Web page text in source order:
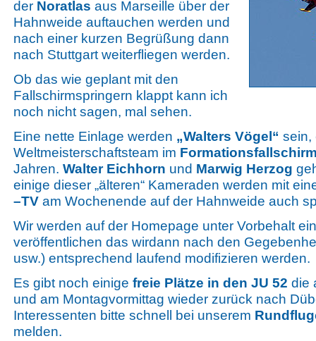
der Noratlas aus Marseille über der
Hahnweide auftauchen werden und
nach einer kurzen Begrüßung dann
nach Stuttgart weiterfliegen werden.
Ob das wie geplant mit den
Fallschirmspringern klappt kann ich
noch nicht sagen, mal sehen.
Eine nette Einlage werden „Walters Vögel“ sein,
Weltmeisterschaftsteam im
Jahren. Walter Eichhorn und Marwig Herzog
einige dieser „älteren“ Kameraden werden mit
–TV am Wochenende auf der Hahnweide auch
Wir werden auf der Homepage unter Vorbehalt
veröffentlichen das wirdann nach den
usw.) entsprechend laufend modifizieren werden.
Es gibt noch einige freie Plätze in den JU 52 die
und am Montagvormittag wieder zurück nach
Interessenten bitte schnell bei unserem
melden.